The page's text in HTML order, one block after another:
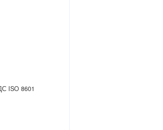
ISO 8601